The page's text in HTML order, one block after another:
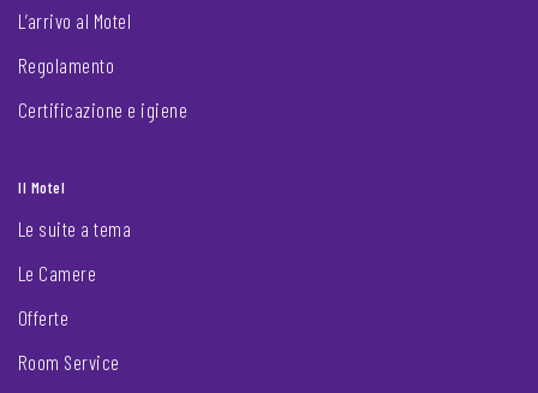
L’arrivo al Motel
Regolamento
Certificazione e igiene
Il Motel
Le suite a tema
Le Camere
Offerte
Room Service